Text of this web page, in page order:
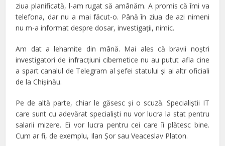
ziua planificată, l-am rugat să amânăm. A promis că îmi va
telefona, dar nu a mai făcut-o. Până în ziua de azi nimeni
nu m-a informat despre dosar, investigaţii, nimic.
Am dat a lehamite din mână. Mai ales că bravii noştri
investigatori de infracţiuni cibernetice nu au putut afla cine
a spart canalul de Telegram al şefei statului şi ai altr oficiali
de la Chişinău.
Pe de altă parte, chiar le găsesc şi o scuză. Specialiştii IT
care sunt cu adevărat specialişti nu vor lucra la stat pentru
salarii mizere. Ei vor lucra pentru cei care îi plătesc bine.
Cum ar fi, de exemplu, Ilan Şor sau Veaceslav Platon.